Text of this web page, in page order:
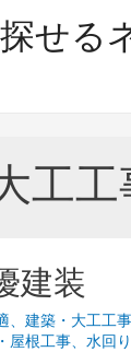
せる
工工
建装
、建築・大工工事
屋根工事、水回